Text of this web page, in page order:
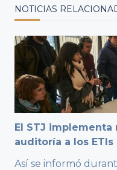
NOTICIAS
El STJ
auditoría a los
Así se informó